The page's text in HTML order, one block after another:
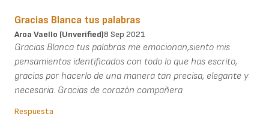
Gracias Blanca tus palabras
Aroa Vaello (unverified)8 Sep 2021
Gracias Blanca tus palabras me emocionan,siento mis
pensamientos identificados con todo lo que has escrito,
gracias por hacerlo de una manera tan precisa, elegante y
necesaria. Gracias de corazón compañera
Respuesta